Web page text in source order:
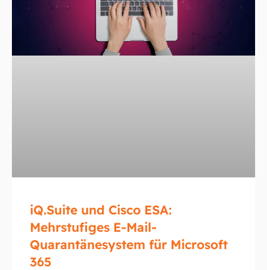
iQ.Suite und Cisco ESA:
Mehrstufiges E-Mail-
Quarantänesystem für Microsoft
365